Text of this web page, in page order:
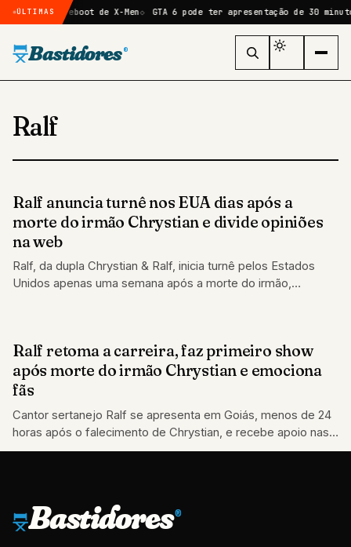
ÚLTIMASno reboot de X-Men GTA 6 pode ter apresentação de 30
Bastidores ®
Ralf
FAMOSOS
Ralf anuncia turnê nos EUA dias após a
morte do irmão Chrystian e divide opiniões
na web
Ralf, da dupla Chrystian & Ralf, inicia turnê pelos Estados
Unidos apenas uma semana após a morte do irmão,
FAMOSOS
Ralf retoma a carreira, faz primeiro show
após morte do irmão Chrystian e emociona
fãs
Cantor sertanejo Ralf se apresenta em Goiás, menos de 24
horas após o falecimento de Chrystian, e recebe apoio nas
redes sociais
Bastidores®